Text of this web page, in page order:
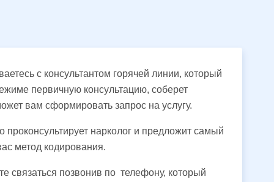
с консультантом горячей линии, который
первичную консультацию, соберет
вам сформировать запрос на услугу.
проконсультирует нарколог и предложит самый
метод кодирования.
связаться позвонив по телефону, который